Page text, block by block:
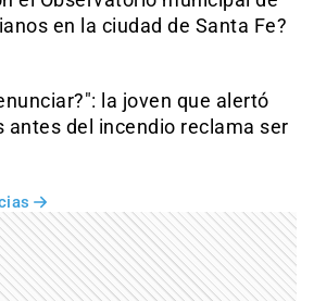
en la ciudad de Santa Fe?
la joven que alertó
antes del incendio reclama ser